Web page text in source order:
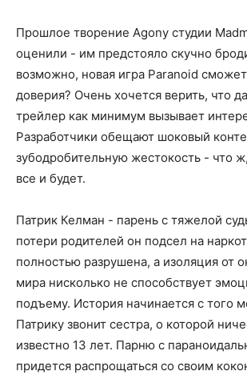
Прошлое творение Agony студии
оценили - им предстояло скучно
возможно, новая игра Paranoid
доверия? Очень хочется верить, что
трейлер как минимум вызывает
Разработчики обещают шоковый
зубодробительную жестокость - что
все и будет.
Патрик Келман - парень с тяжелой
потери родителей он подсел на
полностью разрушена, а изоляция от
мира нисколько не способствует
подъему. История начинается с того
Патрику звонит сестра, о которой
известно 13 лет. Парню с
придется распрощаться со своим